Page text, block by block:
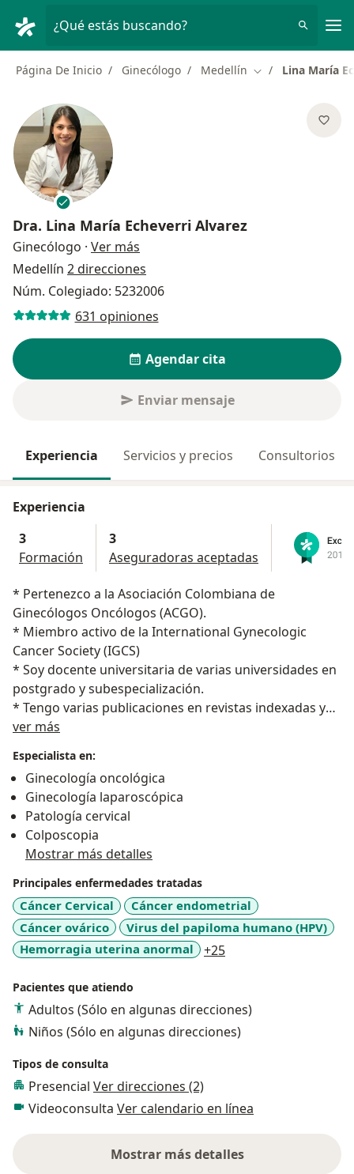
¿Qué estás buscando?
Página De Inicio Ginecólogo Medellín Cambiar de ciudad
Lina María
Dra. Lina María Echeverri Alvarez
Ginecólogo · Ver más
Medellín 2 direcciones
Núm. Colegiado: 5232006
631 opiniones
Agendar cita
Enviar mensaje
Experiencia Servicios y precios Consultorios
Experiencia
3
Formación
3
Aseguradoras aceptadas
* Pertenezco a la Asociación Colombiana de
Ginecólogos Oncólogos (ACGO).
* Miembro activo de la International Gynecologic
Cancer Society (IGCS)
* Soy docente universitaria de varias universidades en
postgrado y subespecialización.
* Tengo varias publicaciones en revistas indexadas y
capitulos de libros.
conferencista.
* He sido instructora de cirugía laparoscópica
avanzada en múltiples oportunidades a nivel nacional
e internacional.
* Vivo interesada por los avances de la ciencia.
Aparte de mi consultorio privado, trabajo en el
Instituto de Cancerología de la Clínica Las Américas, en
la Clínica Medellín - sede Occidente y en el Hospital
General de Medellín.
Atiendo consultas particulares y tengo convenios con
Póliza Sura, Coomeva medicina prepagada, Allianz,
- Realizo colposcopia/ vulvoscopia - biopsia.
- Hago inserción de Mirena, Jaydess, Kyleena.
- Inserción de T de cobre y Gold T.
ver más
Especialista en:
Ginecología oncológica
Ginecología laparoscópica
Patología cervical
Colposcopia
Mostrar más detalles
Principales enfermedades tratadas
Cáncer Cervical
Cáncer endometrial
Cáncer ovárico
Virus del papiloma humano (HPV)
Hemorragia uterina anormal
+25
Pacientes que atiendo
Adultos (Sólo en algunas direcciones)
Niños (Sólo en algunas direcciones)
Tipos de consulta
Presencial Ver direcciones (2)
Videoconsulta Ver calendario en línea
Mostrar más detalles
sobre la experiencia